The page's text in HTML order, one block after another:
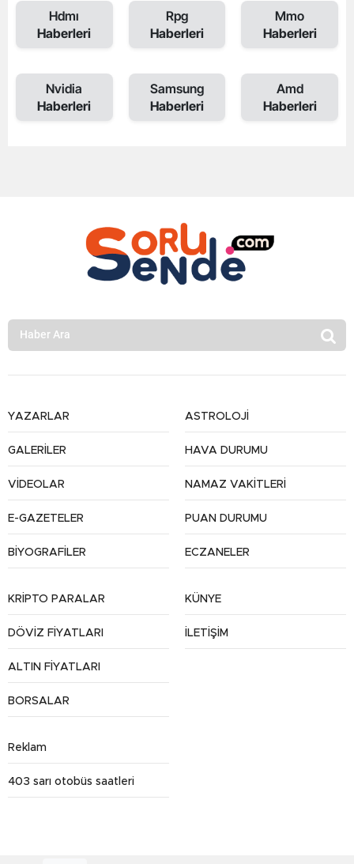
Hdmı
Haberleri
Rpg
Haberleri
Mmo
Haberleri
Nvidia
Haberleri
Samsung
Haberleri
Amd
Haberleri
YAZARLAR
GALERİLER
VİDEOLAR
E-GAZETELER
BİYOGRAFİLER
ASTROLOJİ
HAVA DURUMU
NAMAZ VAKİTLERİ
PUAN DURUMU
ECZANELER
KRİPTO PARALAR
DÖVİZ FİYATLARI
ALTIN FİYATLARI
BORSALAR
KÜNYE
İLETİŞİM
Reklam
403 sarı otobüs saatleri